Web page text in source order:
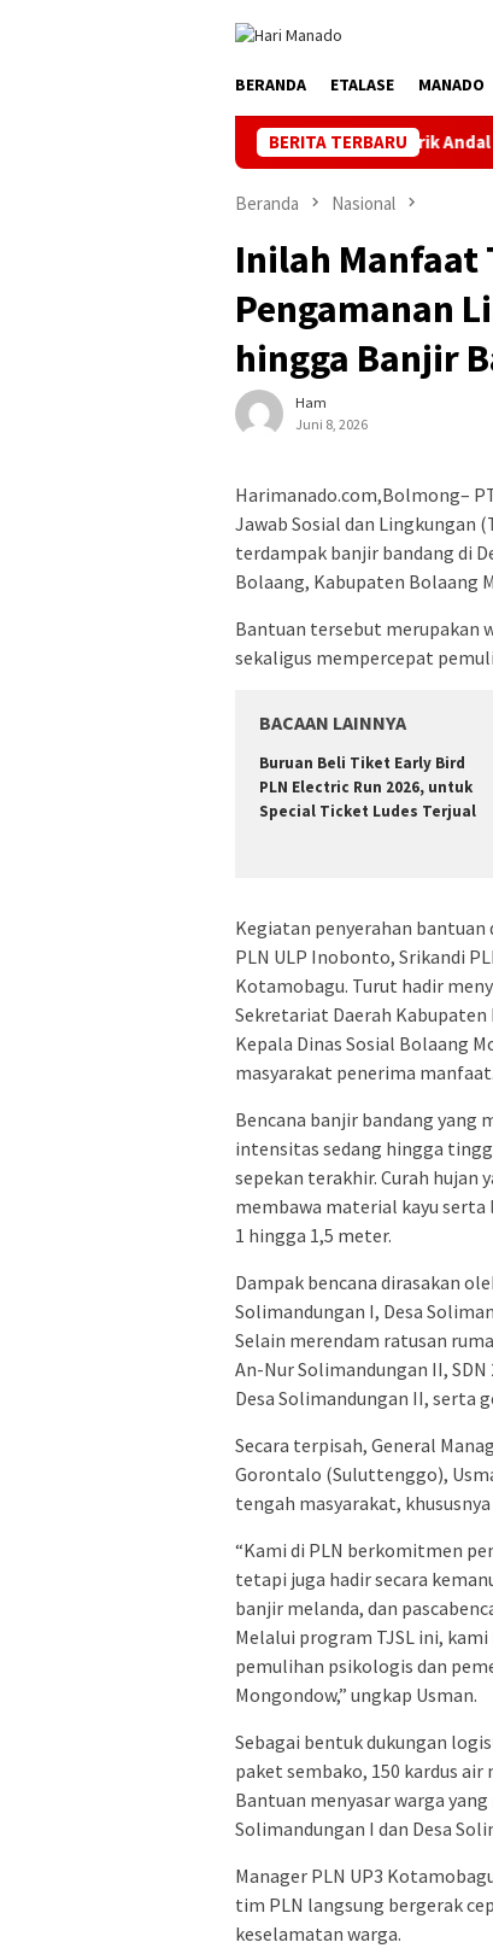
BERANDA ETALASE MANADO
BERITA TERBARU
Jaga Listrik Andal Jelang HUT ke-
Beranda Nasional
Inilah Manfaat
Pengamanan
hingga Banjir
Ham
Juni 8, 2026
Harimanado.com,Bolmong–
Jawab Sosial dan Lingkungan
terdampak banjir bandang di
Bolaang, Kabupaten Bolaang
Bantuan tersebut merupakan
sekaligus mempercepat
BACAAN LAINNYA
Buruan Beli Tiket Early Bird
PLN Electric Run 2026, untuk
Special Ticket Ludes Terjual
Kegiatan penyerahan bantuan
PLN ULP Inobonto, Srikandi
Kotamobagu. Turut hadir
Sekretariat Daerah Kabupaten
Kepala Dinas Sosial Bolaang
masyarakat penerima manfaat.
Bencana banjir bandang yang
intensitas sedang hingga
sepekan terakhir. Curah hujan
membawa material kayu
1 hingga 1,5 meter.
Dampak bencana dirasakan
Solimandungan I, Desa
Selain merendam ratusan
An-Nur Solimandungan II,
Desa Solimandungan II, serta
Secara terpisah, General
Gorontalo (Suluttenggo),
tengah masyarakat,
“Kami di PLN berkomitmen
tetapi juga hadir secara
banjir melanda, dan
Melalui program TJSL ini,
pemulihan psikologis dan
Mongondow,” ungkap Usman.
Sebagai bentuk dukungan
paket sembako, 150 kardus
Bantuan menyasar warga
Solimandungan I dan Desa
Manager PLN UP3
tim PLN langsung bergerak
keselamatan warga.